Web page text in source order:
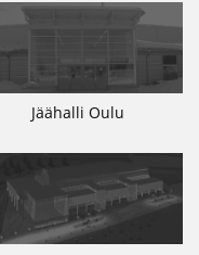
Jäähalli Oulu